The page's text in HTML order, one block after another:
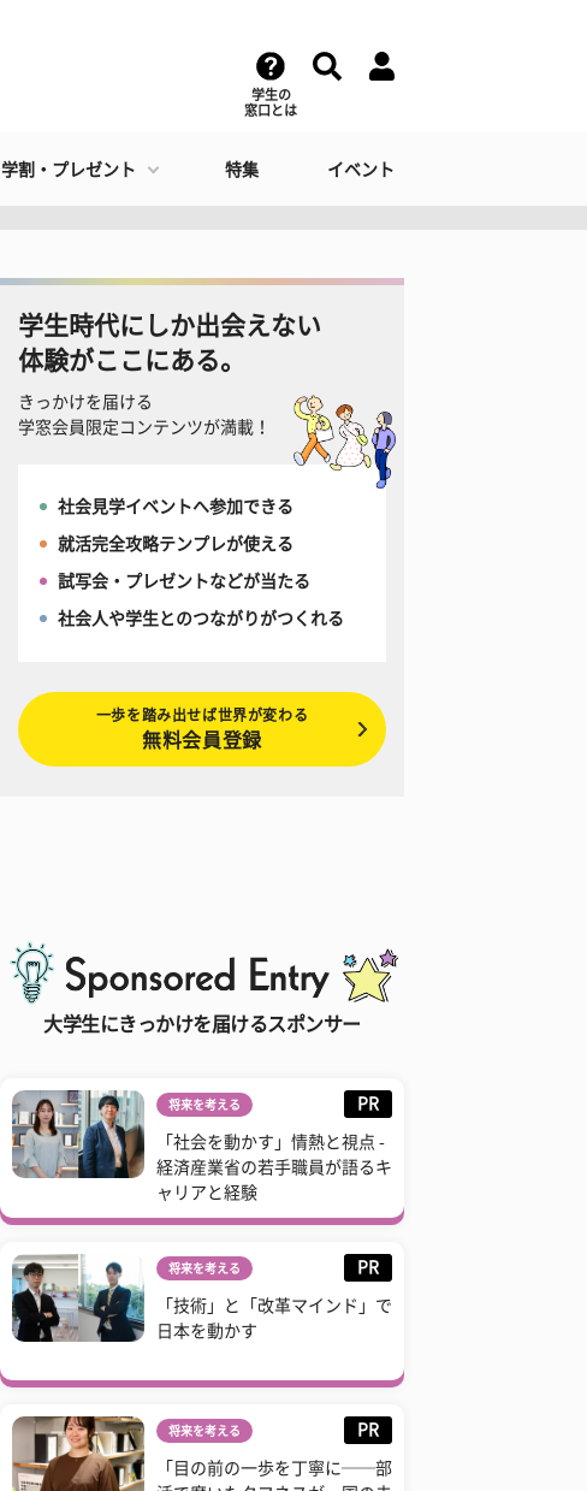
学生の
窓口とは
学割・プレゼント 特集 イベント
学生時代にしか出会えない
体験がここにある。
きっかけを届ける
学窓会員限定コンテンツが満載！
社会見学イベントへ参加できる
就活完全攻略テンプレが使える
試写会・プレゼントなどが当たる
社会人や学生とのつながりがつくれる
一歩を踏み出せば世界が変わる
無料会員登録
大学生にきっかけを届けるスポンサー
将来を考える PR
「社会を動かす」情熱と視点 -
経済産業省の若手職員が語るキ
ャリアと経験
将来を考える PR
「技術」と「改革マインド」で
日本を動かす
将来を考える PR
「目の前の一歩を丁寧に──部